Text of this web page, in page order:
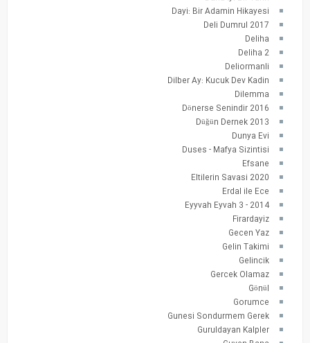
Dayi: Bir Adamin Hikayesi
Deli Dumrul 2017
Deliha
Deliha 2
Deliormanli
Dilber Ay: Kucuk Dev Kadin
Dilemma
Dönerse Senindir 2016
Düğün Dernek 2013
Dunya Evi
Duses - Mafya Sizintisi
Efsane
Eltilerin Savasi 2020
Erdal ile Ece
Eyyvah Eyvah 3 - 2014
Firardayiz
Gecen Yaz
Gelin Takimi
Gelincik
Gercek Olamaz
Gönül
Gorumce
Gunesi Sondurmem Gerek
Guruldayan Kalpler